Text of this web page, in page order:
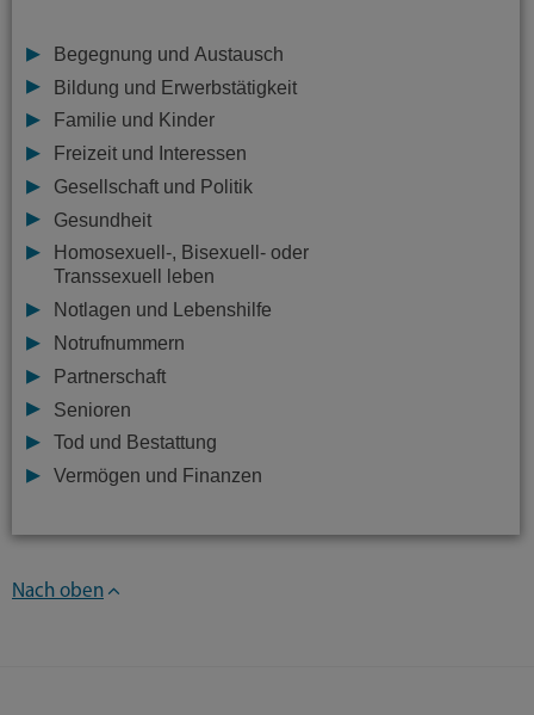
Begegnung und Austausch
Bildung und Erwerbstätigkeit
Familie und Kinder
Freizeit und Interessen
Gesellschaft und Politik
Gesundheit
Homosexuell-, Bisexuell- oder
Transsexuell leben
Notlagen und Lebenshilfe
Notrufnummern
Partnerschaft
Senioren
Tod und Bestattung
Vermögen und Finanzen
Nach oben